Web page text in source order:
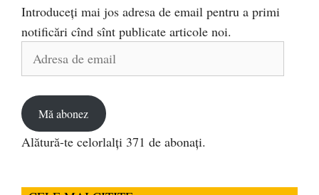
Introduceți mai jos adresa de email pentru a primi
notificări cînd sînt publicate articole noi.
Adresa
Mă abonez
Alătură-te celorlalți 371 de abonați.